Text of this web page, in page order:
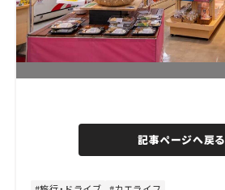
e
d
記事ページへ戻る